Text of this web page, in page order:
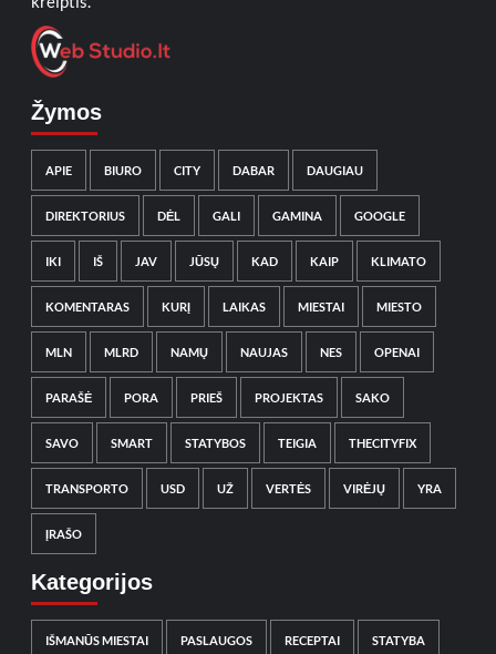
Žymos
APIE BIURO CITY DABAR DAUGIAU
DIREKTORIUS DĖL GALI GAMINA GOOGLE
IKI IŠ JAV JŪSŲ KAD KAIP KLIMATO
KOMENTARAS KURĮ LAIKAS MIESTAI MIESTO
MLN MLRD NAMŲ NAUJAS NES OPENAI
PARAŠĖ PORA PRIEŠ PROJEKTAS SAKO
SAVO SMART STATYBOS TEIGIA THECITYFIX
TRANSPORTO USD UŽ VERTĖS VIRĖJŲ YRA
ĮRAŠO
Kategorijos
IŠMANŪS MIESTAI PASLAUGOS RECEPTAI STATYBA